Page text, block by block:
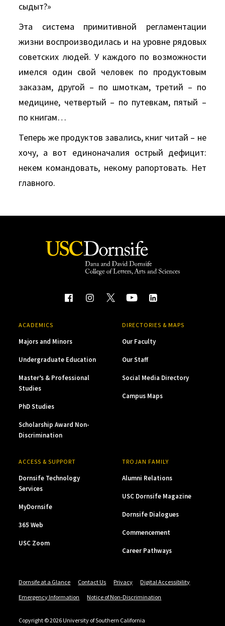
сыдыт?»
Эта система примитивной регламентации
жизни воспроизводилась и на уровне рядовых
советских людей. У каждого по возможности
имелся один свой человек по продуктовым
заказам, другой – по шмоткам, третий – по
медицине, четвертый – по путевкам, пятый –
по книгам…
Теперь же продуктов завались, книг читай – не
хочу, а вот единоначалия острый дефицит:
некем командовать, некому рапортовать. Нет
главного.
ACADEMICS
Majors and Minors
Undergraduate Education
Master’s & Professional
Studies
PhD Studies
Scholarship Award Non-
Discrimination
DIRECTORIES & MAPS
Our Faculty
Our Staff
Social Media Directory
Campus Maps
ACCESS & SUPPORT
Dornsife Technology
Services
MyDornsife
365 Web
USC Zoom
TROJAN FAMILY
Alumni Relations
USC Dornsife Magazine
Dornsife Dialogues
Commencement
Career Pathways
Dornsife at a Glance Contact Us Privacy
Digital Accessibility
Emergency Information
Notice of Non-Discrimination
Copyright © 2026 University of Southern California